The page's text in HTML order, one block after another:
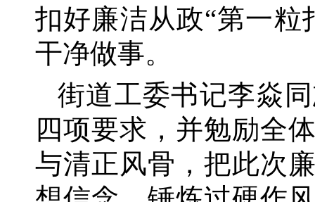
扣好廉洁从政“第一粒
干净做事。
街道工委书记李焱
四项要求，并勉励全
与清正风骨，把此次